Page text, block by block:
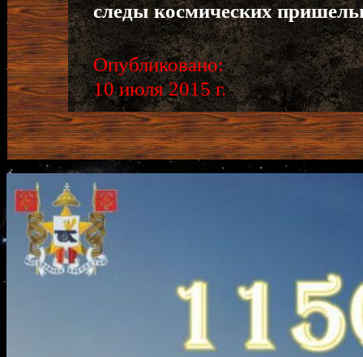
следы космических
Опубликовано:
10 июля 2015 г.